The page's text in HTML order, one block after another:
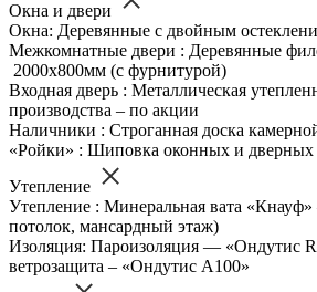
Окна и двери
Окна: Деревянные с двойным
Межкомнатные двери : Деревянные
2000х800мм (с фурнитурой)
Входная дверь : Металлическая
производства – по акции
Наличники : Строганная доска
«Ройки» : Шиповка оконных и дверных
Утепление
Утепление : Минеральная вата
потолок, мансардный этаж)
Изоляция: Пароизоляция — «Ондутис
ветрозащита – «Ондутис А100»